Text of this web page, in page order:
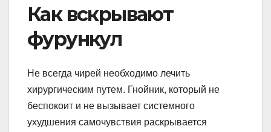
Как вскрывают
фурункул
Не всегда чирей необходимо лечить
хирургическим путем. Гнойник, который не
беспокоит и не вызывает системного
ухудшения самочувствия раскрывается